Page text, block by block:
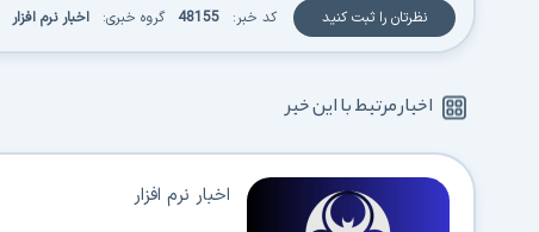
نظرتان را ثبت کنید کد خبر: 48155 گروه خبری: اخبار نرم افزار
اخبار مرتبط با این خبر
اخبار نرم افزار